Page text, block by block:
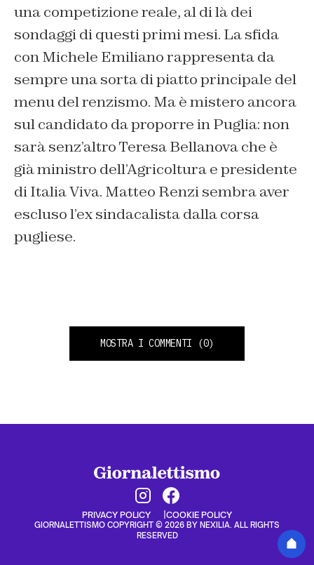
una competizione reale, al di là dei
sondaggi di questi primi mesi. La sfida
con Michele Emiliano rappresenta da
sempre una sorta di piatto principale del
menu del renzismo. Ma è mistero ancora
sul candidato da proporre in Puglia: non
sarà senz’altro Teresa Bellanova che è
già ministro dell’Agricoltura e presidente
di Italia Viva. Matteo Renzi sembra aver
escluso l’ex sindacalista dalla corsa
pugliese.
MOSTRA I COMMENTI (0)
PRIVACY POLICY COOKIE POLICY
GIORNALETTISMO COPYRIGHT © 2026 BY NEXILIA. ALL RIGHTS
RESERVED